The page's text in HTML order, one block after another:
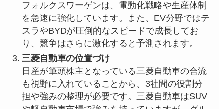
フォルクスワーゲンは、電動化戦略や生産体制
を急速に強化しています。また、EV分野ではテ
スラやBYDが圧倒的なスピードで成長してお
り、競争はさらに激化すると予測されます。
三菱自動車の位置づけ
日産が筆頭株主となっている三菱自動車の合流
も視野に入れていることから、3社間の役割分
担や強みの整理が必要です。三菱自動車はSUV